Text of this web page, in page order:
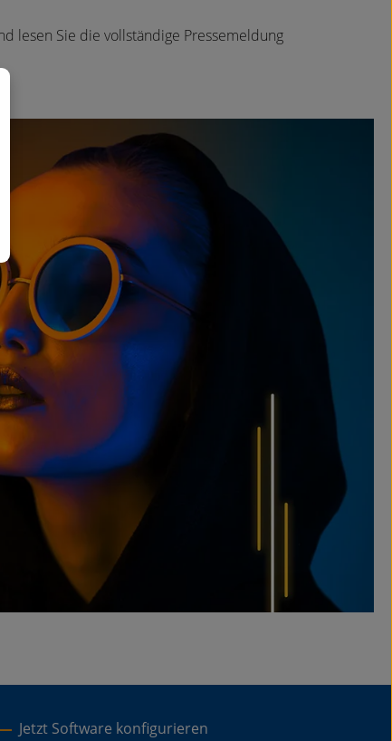
lesen Sie die vollständige Pressemeldung
Jetzt Software konfigurieren